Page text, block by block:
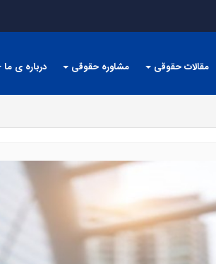
مقالات حقوقی مشاوره حقوقی درباره ی ما